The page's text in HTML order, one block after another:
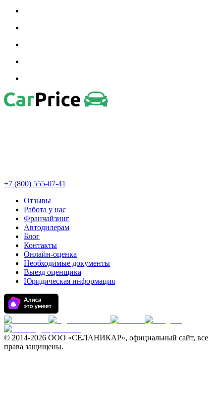
+7 (800) 555-07-41
Отзывы
Работа у нас
Франчайзинг
Автодилерам
Блог
Контакты
Онлайн-оценка
Необходимые документы
Выезд оценщика
Юридическая информация
© 2014-2026 ООО «СЕЛАНИКАР», официальный сайт, все
права защищены.